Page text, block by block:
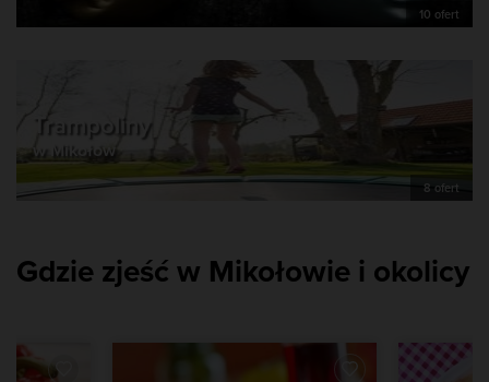
10 ofert
Trampoliny
w Mikołów
8 ofert
Gdzie zjeść w Mikołowie i okolicy